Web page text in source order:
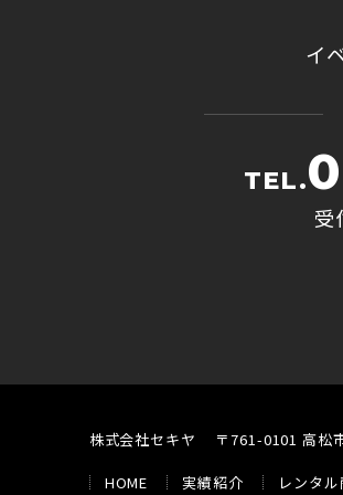
イ
TEL.
受
株式会社セキヤ 〒761-0101 高松
HOME 実績紹介 レンタ